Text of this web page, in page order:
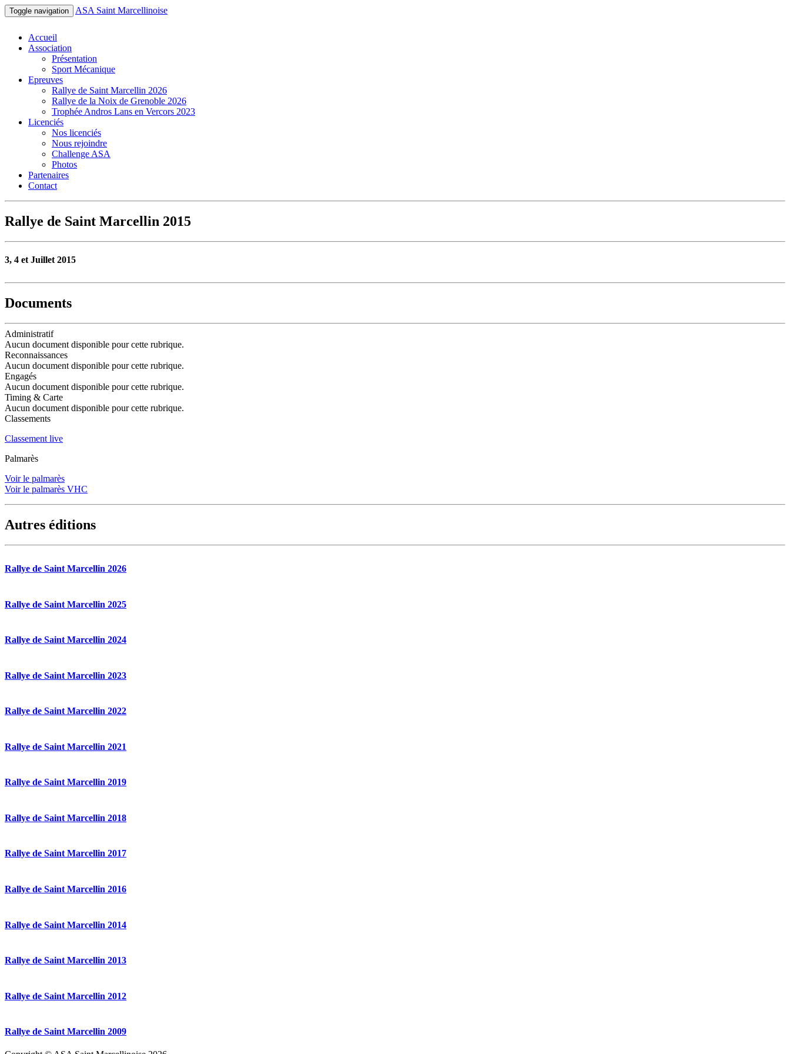
Toggle navigation ASA Saint Marcellinoise
Accueil
Association
Présentation
Sport Mécanique
Epreuves
Rallye de Saint Marcellin 2026
Rallye de la Noix de Grenoble 2026
Trophée Andros Lans en Vercors 2023
Licenciés
Nos licenciés
Nous rejoindre
Challenge ASA
Photos
Partenaires
Contact
Rallye de Saint Marcellin 2015
3, 4 et Juillet 2015
Documents
Administratif
Aucun document disponible pour cette rubrique.
Reconnaissances
Aucun document disponible pour cette rubrique.
Engagés
Aucun document disponible pour cette rubrique.
Timing & Carte
Aucun document disponible pour cette rubrique.
Classements
Classement live
Palmarès
Voir le palmarès
Voir le palmarès VHC
Autres éditions
Rallye de Saint Marcellin 2026
Rallye de Saint Marcellin 2025
Rallye de Saint Marcellin 2024
Rallye de Saint Marcellin 2023
Rallye de Saint Marcellin 2022
Rallye de Saint Marcellin 2021
Rallye de Saint Marcellin 2019
Rallye de Saint Marcellin 2018
Rallye de Saint Marcellin 2017
Rallye de Saint Marcellin 2016
Rallye de Saint Marcellin 2014
Rallye de Saint Marcellin 2013
Rallye de Saint Marcellin 2012
Rallye de Saint Marcellin 2009